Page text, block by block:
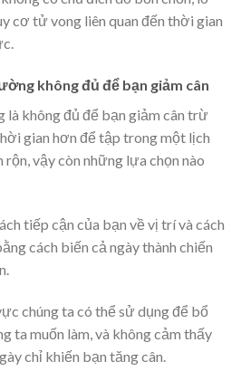
cơ tử vong liên quan đến thời gian
không đủ để bạn giảm cân
là không đủ để bạn giảm cân trừ
gian hơn để tập trong một lịch
vậy còn những lựa chọn nào
tiếp cận của bạn về vị trí và cách
cách biến cả ngày thành chiến
chúng ta có thể sử dụng để bổ
ta muốn làm, và không cảm thấy
chỉ khiến bạn tăng cân.